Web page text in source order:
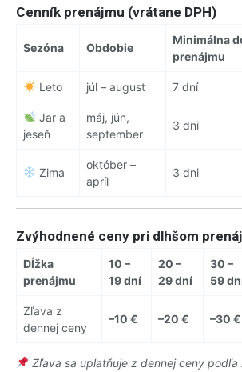
Cenník prenájmu (vrátane DPH)
Sezóna Obdobie
Minimálna
prenájmu
Leto júl – august 7 dní
Jar a
jeseň
máj, jún,
september
3 dni
Zima
október –
apríl
3 dni
Zvýhodnené ceny pri dlhšom
Dĺžka
prenájmu
10 –
19 dní
20 –
29 dní
30 –
59
Zľava z
dennej ceny
–10 € –20 € –30 €
Zľava sa uplatňuje z dennej ceny podľa